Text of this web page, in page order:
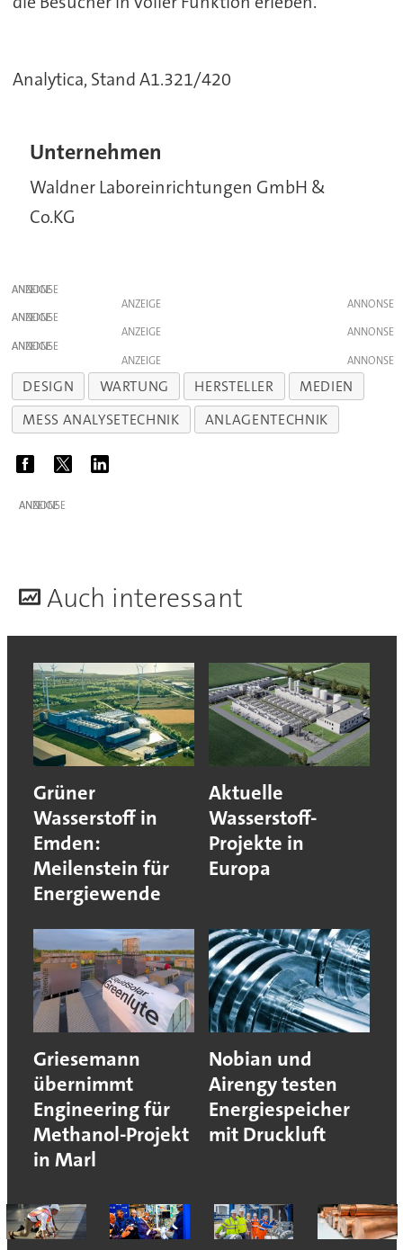
Analytica, Stand A1.321/420
Unternehmen
Waldner Laboreinrichtungen GmbH &
Co.KG
ANZEIGE
ANZEIGE
ANZEIGE
ANZEIGE
ANZEIGE
ANZEIGE
DESIGN WARTUNG HERSTELLER
MEDIEN
MESS ANALYSETECHNIK
ANLAGENTECHNIK
ANZEIGE
Auch interessant
Grüner
Wasserstoff in
Emden:
Meilenstein für
Energiewende
Aktuelle
Wasserstoff-
Projekte in
Europa
Griesemann
übernimmt
Engineering für
Methanol-Projekt
in Marl
Nobian und
Airengy testen
Energiespeicher
mit Druckluft